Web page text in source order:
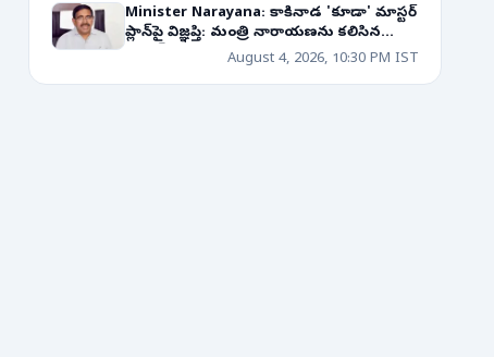
Minister Narayana: కాకినాడ 'కూడా' మాస్టర్
ప్లాన్‌పై విజ్ఞప్తి: మంత్రి నారాయణను కలిసిన
క్రెడాయ్ ప్రతినిధులు!August 4, 2026, 10:30 PM IST